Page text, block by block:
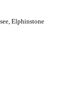
Elphinstone